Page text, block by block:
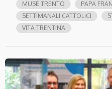
MUSE TRENTO
PAPA
SETTIMANALI CATTOLICI
VITA TRENTINA